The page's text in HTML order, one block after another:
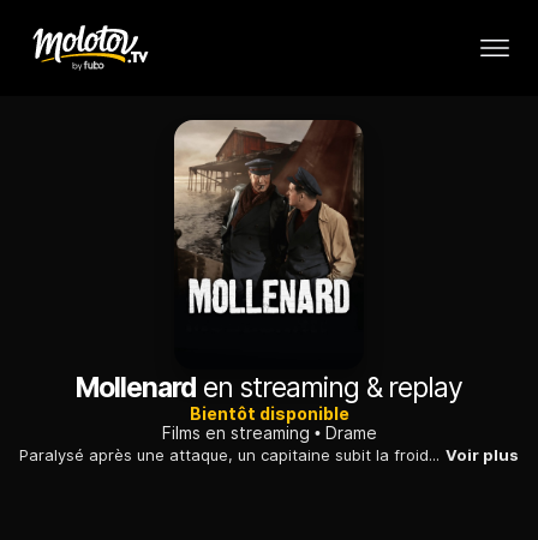
Mollenard en streaming & replay
Bientôt disponible
Films en streaming
Drame
Paralysé après une attaque, un capitaine subit la froide cruauté de son épouse. Devra-t-il se réfugier dans la mort pour échapper à cette indignité ? Voir plus